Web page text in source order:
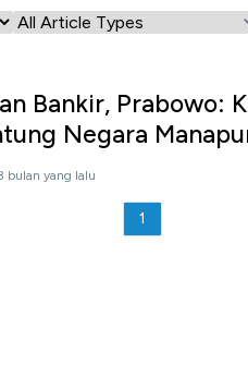
Bankir, Prabowo:
Negara
bulan yang lalu
1